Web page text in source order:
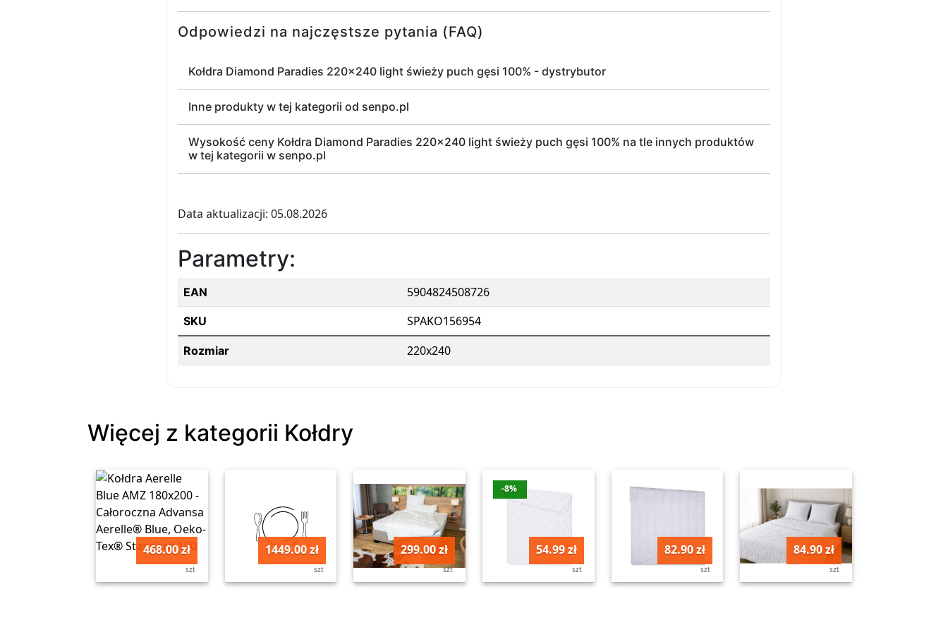
Odpowiedzi na najczęstsze pytania (FAQ)
Kołdra Diamond Paradies 220x240 light świeży puch gęsi 100% - dystrybutor
Inne produkty w tej kategorii od senpo.pl
Wysokość ceny Kołdra Diamond Paradies 220x240 light świeży puch gęsi 100% na tle innych produktów
w tej kategorii w senpo.pl
Data aktualizacji: 05.08.2026
Parametry:
EAN 5904824508726
SKU SPAKO156954
Rozmiar 220x240
Więcej z kategorii Kołdry
468.00 zł
szt
1449.00 zł
szt
299.00 zł
szt
-8%
54.99 zł
szt
82.90 zł
szt
84.90 zł
szt